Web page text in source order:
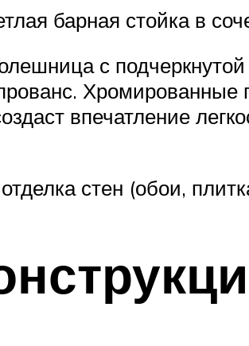
барная стойка в
с
Хромированные
впечатление
стен (обои,